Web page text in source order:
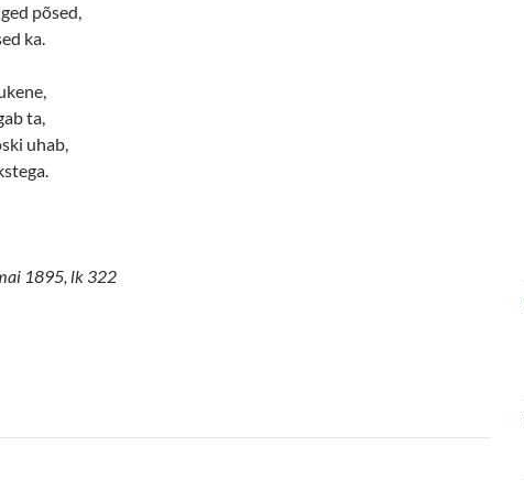
põsed,
ka.
ta,
uhab,
1895, lk 322